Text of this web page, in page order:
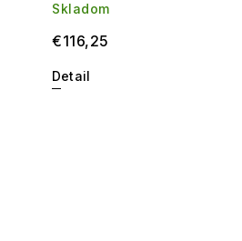
Skladom
€116,25
Detail